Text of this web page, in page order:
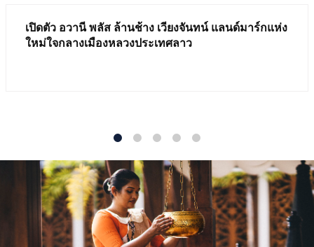
เปิดตัว อวานี พลัส ล้านช้าง เวียงจันทน์ แลนด์มาร์กแห่ง
ใหม่ใจกลางเมืองหลวงประเทศลาว